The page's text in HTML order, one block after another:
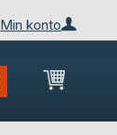
Min konto
Min